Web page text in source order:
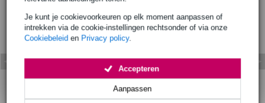
Je kunt je cookievoorkeuren op elk moment aanpassen of
intrekken via de cookie-instellingen rechtsonder of via onze
Cookiebeleid en Privacy policy.
Aanpassen
Accepteren